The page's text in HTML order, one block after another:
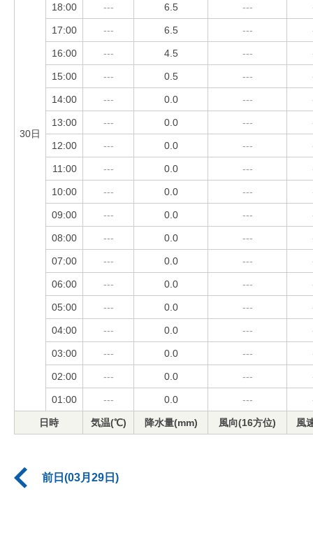
30日
18:00 --- 6.5 ---
17:00 --- 6.5 ---
16:00 --- 4.5 ---
15:00 --- 0.5 ---
14:00 --- 0.0 ---
13:00 --- 0.0 ---
12:00 --- 0.0 ---
11:00 --- 0.0 ---
10:00 --- 0.0 ---
09:00 --- 0.0 ---
08:00 --- 0.0 ---
07:00 --- 0.0 ---
06:00 --- 0.0 ---
05:00 --- 0.0 ---
04:00 --- 0.0 ---
03:00 --- 0.0 ---
02:00 --- 0.0 ---
01:00 --- 0.0 ---
日時 気温(℃) 降水量(mm) 風向(16方位) 風
前日(03月29日)